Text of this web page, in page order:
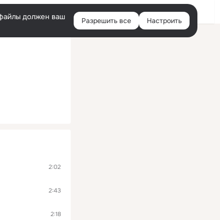
Войти
должен ваш Разрешить все Настроить
2:02
2:43
2:18